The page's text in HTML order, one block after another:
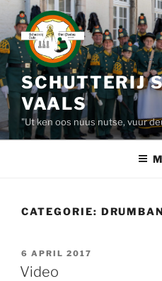
naar
de
inhoud
SCHUTTERIJ
VAALS
"Ut ken oos nuus nutse, vuur
CATEGORIE:
GEPLAATST
OP
6 APRIL 2017
Video